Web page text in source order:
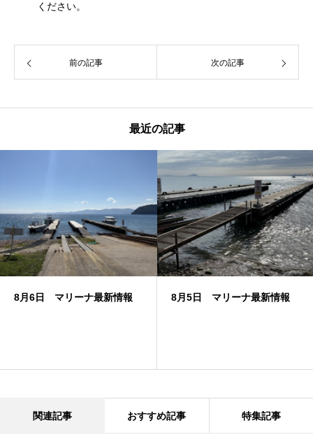
ください。
前の記事 次の記事
最近の記事
8月6日 マリーナ最新情報 8月5日 マリーナ最新情報
関連記事 おすすめ記事 特集記事